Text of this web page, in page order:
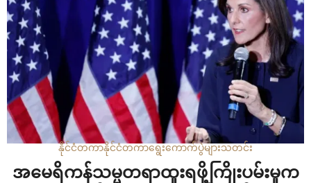
နိုင်ငံတကာနိုင်ငံတကာရွေးကောက်ပွဲများသတင်း
အမေရိကန်သမ္မတရာထူးရဖို့ကြိုးပမ်းမှုက